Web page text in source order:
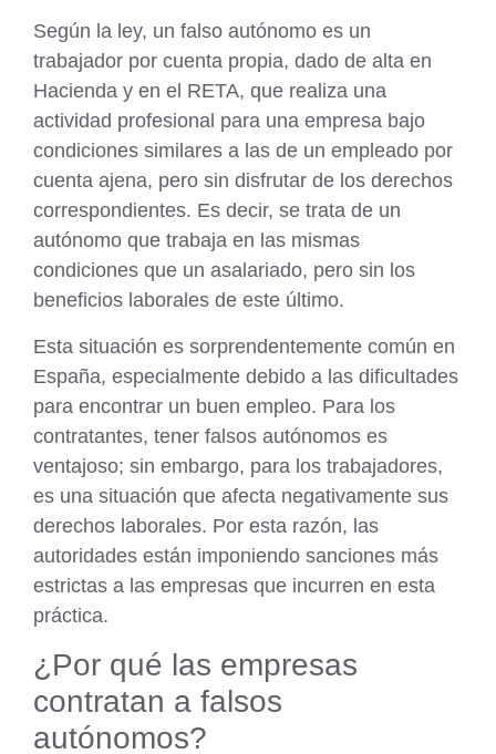
Según la ley, un falso autónomo es un
trabajador por cuenta propia, dado de alta en
Hacienda y en el RETA, que realiza una
actividad profesional para una empresa bajo
condiciones similares a las de un empleado por
cuenta ajena, pero sin disfrutar de los derechos
correspondientes. Es decir, se trata de un
autónomo que trabaja en las mismas
condiciones que un asalariado, pero sin los
beneficios laborales de este último.
Esta situación es sorprendentemente común en
España, especialmente debido a las dificultades
para encontrar un buen empleo. Para los
contratantes, tener falsos autónomos es
ventajoso; sin embargo, para los trabajadores,
es una situación que afecta negativamente sus
derechos laborales. Por esta razón, las
autoridades están imponiendo sanciones más
estrictas a las empresas que incurren en esta
práctica.
¿Por qué las empresas
contratan a falsos
autónomos?